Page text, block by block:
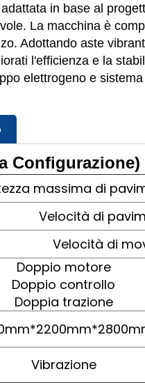
in base al
La macchina è
Adottando aste
l'efficienza e la
elettrogeno e
Configurazione)
massima di
Velocità di
Velocità di
Doppio motore
Doppio controllo
Doppia trazione
Vibrazione